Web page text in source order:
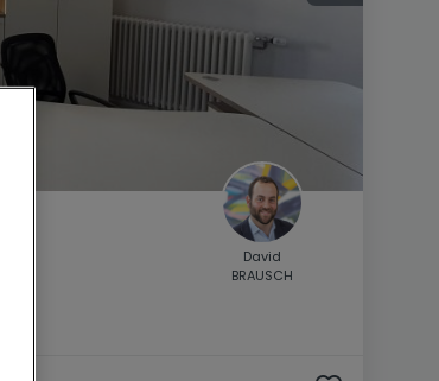
David
BRAUSCH